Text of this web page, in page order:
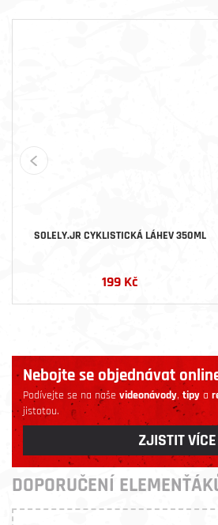
SOLELY.JR CYKLISTICKÁ LÁHEV 350ML
199 Kč
Nebojte se objednávat
Podívejte se na naše videonávody,tipy a
jistotou.
ZJISTIT VÍCE
DOPORUČENÍ